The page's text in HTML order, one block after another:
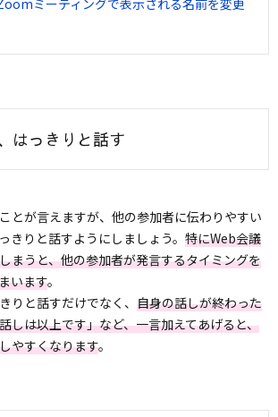
はっきりと話す
とが言えますが、他の参加者に伝わりやすい
きりと話すようにしましょう。 特にWeb会議
まうと、他の参加者が発言するタイミングを
います。
りと話すだけでなく、 自身の話しが終わった
しは以上です」など、一言加えてあげると、
やすくなります。